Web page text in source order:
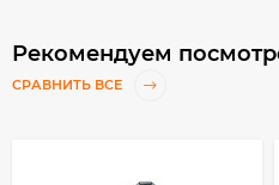
Рекомендуем
СРАВНИТЬ ВСЕ